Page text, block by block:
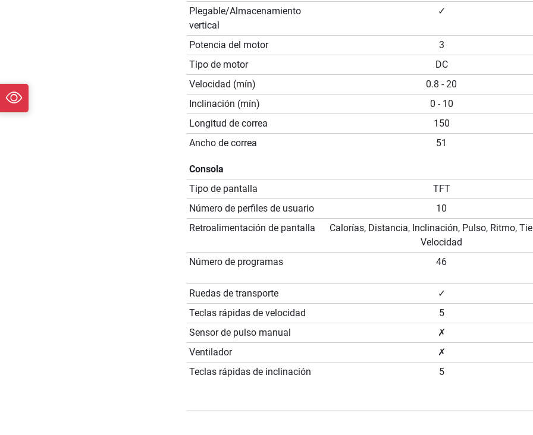
Plegable/Almacenamiento
vertical
✓
Potencia del motor
3
Tipo de motor
DC
Velocidad (mín)
0.8 - 20
Inclinación (mín)
0 - 10
Longitud de correa
150
Ancho de correa
51
Consola
Tipo de pantalla
TFT
Número de perfiles de usuario
10
Retroalimentación de pantalla
Calorías, Distancia, Inclinación, Pulso, Ritmo,
Velocidad
Número de programas
46
Ruedas de transporte
✓
Teclas rápidas de velocidad
5
Sensor de pulso manual
✗
Ventilador
✗
Teclas rápidas de inclinación
5